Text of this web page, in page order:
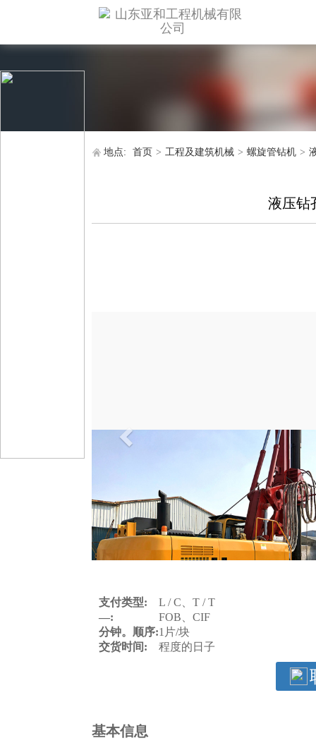
地点: 首页 > 工程及建筑机械 > 螺旋管钻机 >
液压钻
支付类型:
L / C、T / T
—:
FOB、CIF
分钟。顺序:1片/块
交货时间:
程度的日子
基本信息